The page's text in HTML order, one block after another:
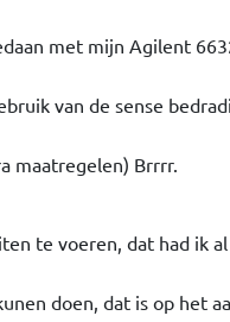
met mijn Agilent
van de sense
maatregelen) Brrrr.
te voeren, dat had ik
doen, dat is op het